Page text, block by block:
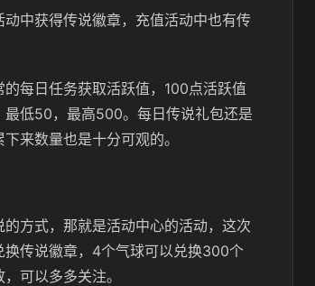
中获得传说徽章，充值活动中也有传
每日任务获取活跃值，100点活跃值
低50，最高500。每日传说礼包还是
来数量也是十分可观的。
方式，那就是活动中心的活动，这次
传说徽章，4个气球可以兑换300个
可以多多关注。